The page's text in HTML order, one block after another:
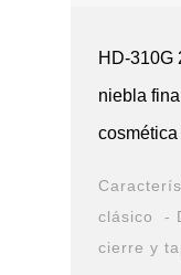
HD-310G
niebla
clásico -
cierre y tapa - Estructura